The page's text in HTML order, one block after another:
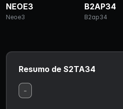
NEOE3
Neoe3
B2AP34
B2ap34
Resumo de S2TA34
-